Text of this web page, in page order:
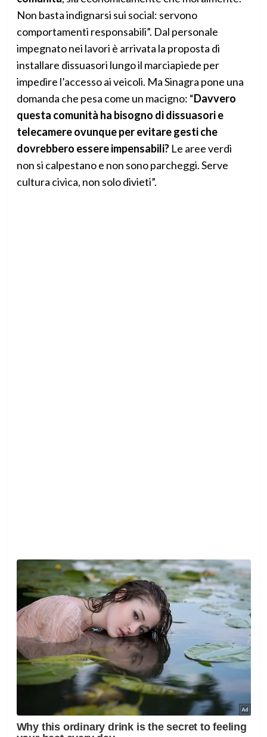
Non basta indignarsi sui social: servono
comportamenti responsabili”. Dal personale
impegnato nei lavori è arrivata la proposta di
installare dissuasori lungo il marciapiede per
impedire l’accesso ai veicoli. Ma Sinagra pone una
domanda che pesa come un macigno: “Davvero
questa comunità ha bisogno di dissuasori e
telecamere ovunque per evitare gesti che
dovrebbero essere impensabili?Le aree verdi
non si calpestano e non sono parcheggi. Serve
cultura civica, non solo divieti”.